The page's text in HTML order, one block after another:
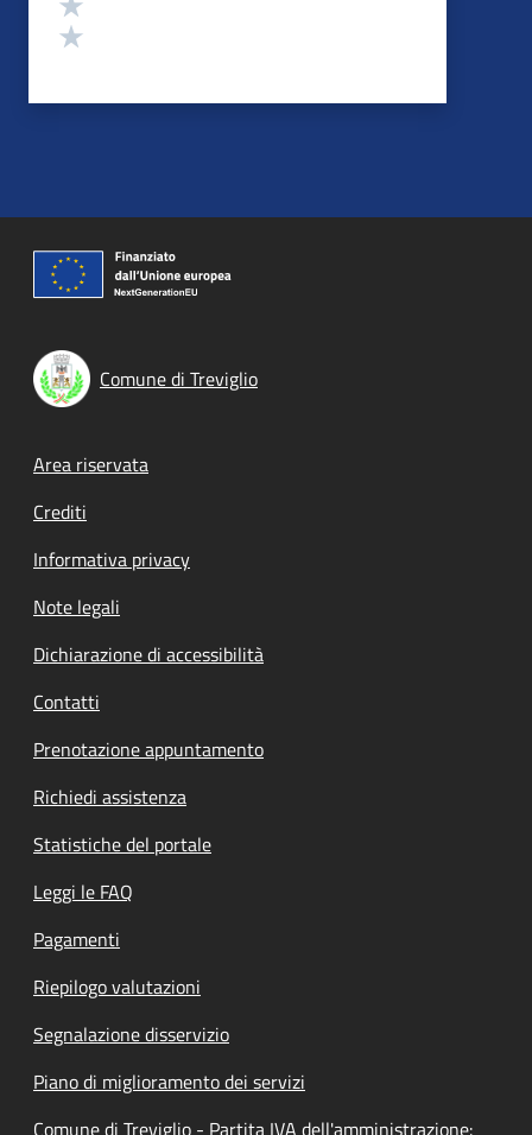
Comune di Treviglio
Footer menu
Area riservata
Crediti
Informativa privacy
Note legali
Dichiarazione di accessibilità
Contatti
Prenotazione appuntamento
Richiedi assistenza
Statistiche del portale
Leggi le FAQ
Pagamenti
Riepilogo valutazioni
Segnalazione disservizio
Piano di miglioramento dei servizi